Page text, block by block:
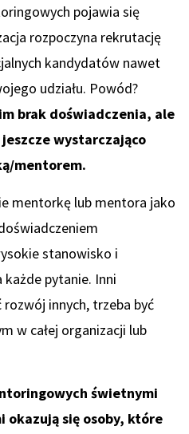
pojawia się
rozpoczyna rekrutację
kandydatów nawet
udziału. Powód?
brak doświadczenia, ale
wystarczająco
mentorem.
mentorkę lub mentora jako
stanowisko i
pytanie. Inni
rozwój innych, trzeba być
w całej organizacji lub
świetnymi
się osoby, które